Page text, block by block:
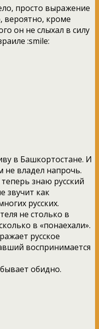
просто выражение
вероятно, кроме
он не слыхал в силу
:smile:
в Башкортостане. И
не владел напрочь.
знаю русский
звучит как
русских.
не столько в
в «понаехали».
русское
воспринимается
обидно.